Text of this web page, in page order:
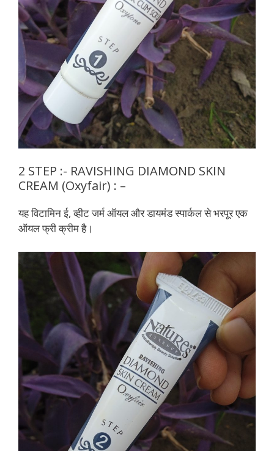
2 STEP :- RAVISHING DIAMOND SKIN
CREAM (Oxyfair) : –
यह विटामिन ई, व्हीट जर्म ऑयल और डायमंड स्पार्कल से भरपूर एक
ऑयल फ्री क्रीम है।